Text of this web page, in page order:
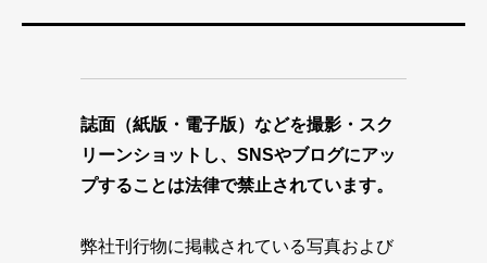
誌面（紙版・電子版）などを撮影・スク
リーンショットし、SNSやブログにアッ
プすることは法律で禁止されています。
弊社刊行物に掲載されている写真および